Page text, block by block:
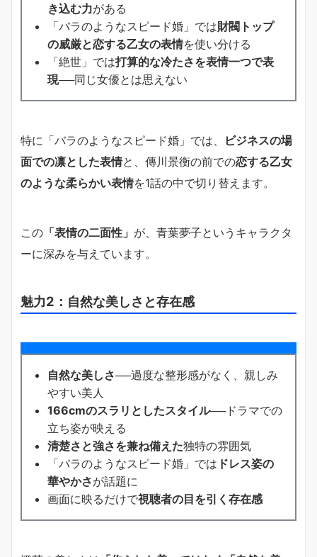
き込む力がある
「バラのようなスピード婚」では財閥トップ
の威厳と恋する乙女の表情を使い分ける
「絶世」では打算的な冷たさを表情一つで表
現──同じ女優とは思えない
特に「バラのようなスピード婚」では、
ビジネスの場
面での凛とした表情と、傳川景衡の前での恋する乙女
のような柔らかい表情を1話の中で切り替えます。
この 「表情の二面性」 が、青葉夢子というキャラクタ
ーに深みを与えています。
魅力2：自然な美しさと存在感
自然な美しさ──過度な整形感がなく、親しみ
やすい美人
166cmのスラリとしたスタイル──ドラマでの
立ち姿が映える
清楚さと強さを兼ね備えた独特の雰囲気
「バラのようなスピード婚」では ドレス姿の
華やかさが話題に
画面に映るだけで視聴者の目を引く存在感